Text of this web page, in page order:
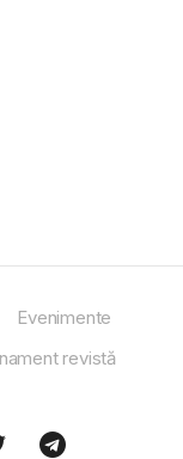
Evenimente
revistă